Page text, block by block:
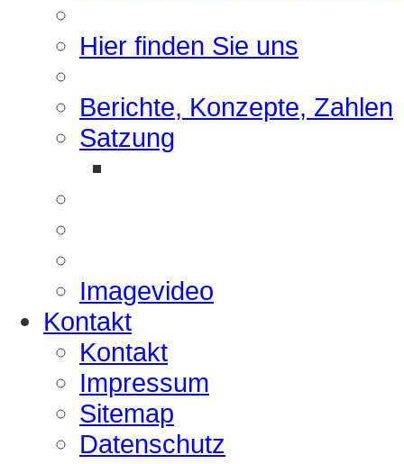
Hier finden Sie uns
Berichte, Konzepte, Zahlen
Satzung
Imagevideo
Kontakt
Kontakt
Impressum
Sitemap
Datenschutz